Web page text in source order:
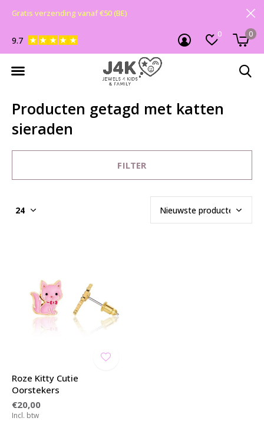
0 0
9.7
Gratis verzending vanaf €50 (BE)
Producten getagd met katten
sieraden
FILTER
Roze Kitty Cutie
Oorstekers
€20,00
Incl. btw